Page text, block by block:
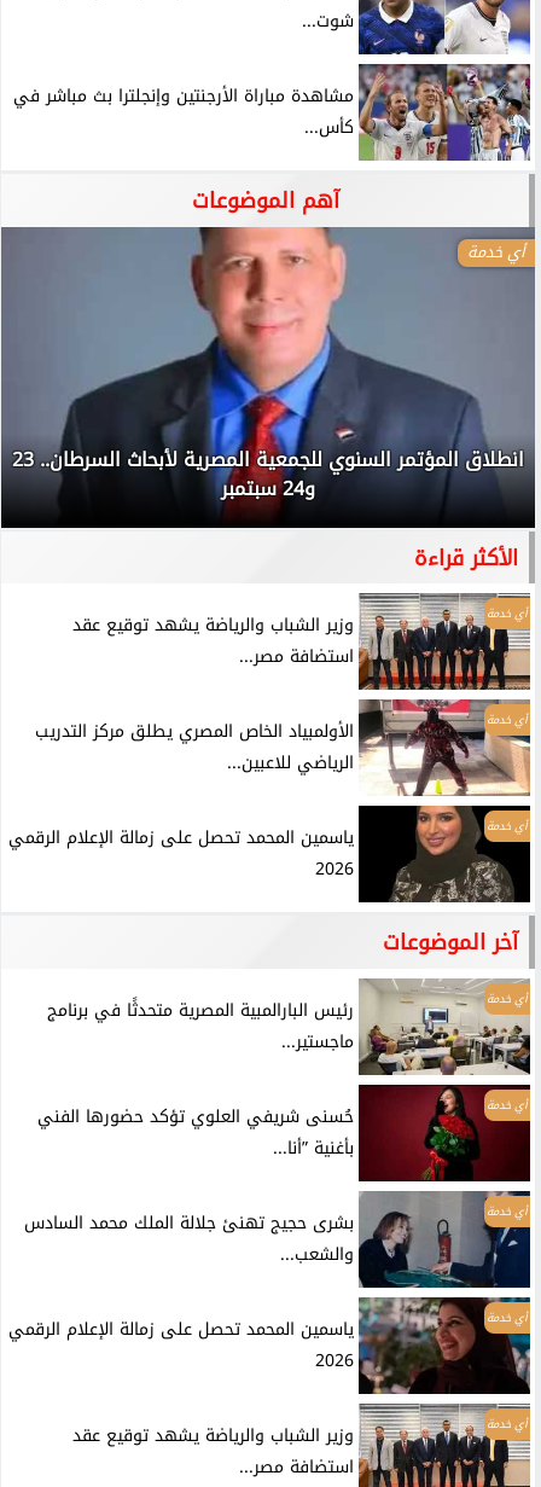
شوت...
مشاهدة مباراة الأرجنتين وإنجلترا بث مباشر في
كأس...
آهم الموضوعات
أي خدمة
انطلاق المؤتمر السنوي للجمعية المصرية لأبحاث السرطان.. 23
و24 سبتمبر
الأكثر قراءة
أي خدمة
وزير الشباب والرياضة يشهد توقيع عقد
استضافة مصر...
أي خدمة
الأولمبياد الخاص المصري يطلق مركز التدريب
الرياضي للاعبين...
أي خدمة
ياسمين المحمد تحصل على زمالة الإعلام الرقمي
2026
آخر الموضوعات
أي خدمة
رئيس البارالمبية المصرية متحدثًا في برنامج
ماجستير...
أي خدمة
حُسنى شريفي العلوي تؤكد حضورها الفني
بأغنية ”أنا...
أي خدمة
بشرى حجيج تهنئ جلالة الملك محمد السادس
والشعب...
أي خدمة
ياسمين المحمد تحصل على زمالة الإعلام الرقمي
2026
أي خدمة
وزير الشباب والرياضة يشهد توقيع عقد
استضافة مصر...